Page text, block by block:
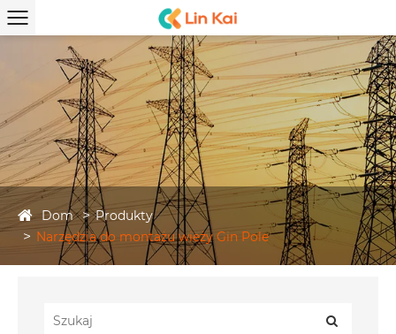
Dom
Produkty
Narzędzia do montażu wieży Gin Pole